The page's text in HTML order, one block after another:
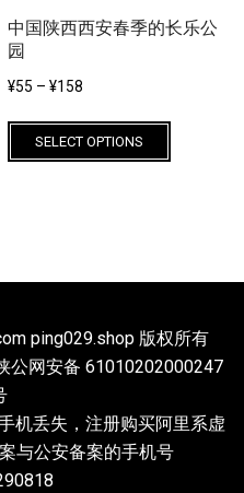
on
中国陕西西安春季的长乐公
园
¥55 –¥158
SELECT OPTIONS
This
be
chosen
the
product
ping029.shop 版权所有
公网安备 61010202000247
机丢失，注册购买阿里系虚
与公安备案的手机号